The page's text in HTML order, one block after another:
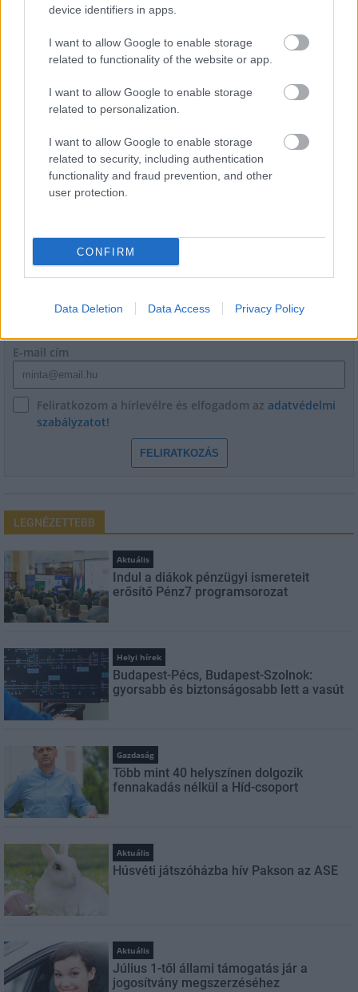
device identifiers in apps.
I want to allow Google to enable storage
related to functionality of the website or app.
I want to allow Google to enable storage
related to personalization.
I want to allow Google to enable storage
related to security, including authentication
functionality and fraud prevention, and other
user protection.
CONFIRM
Data Deletion Data Access Privacy Policy
Új gyalogosátkelők és jelzőlámpás
csomópont épül Angyalföldön
Hódmezővásárhely jó hírű református
iskoláját
E-mail cím
Feliratkozom a hírlevélre és elfogadom az adatvédelmi
szabályzatot!
FELIRATKOZÁS
LEGNÉZETTEBB
Aktuális
Indul a diákok pénzügyi ismereteit
erősítő Pénz7 programsorozat
Helyi hírek
Budapest-Pécs, Budapest-Szolnok:
gyorsabb és biztonságosabb lett a vasút
Gazdaság
Több mint 40 helyszínen dolgozik
fennakadás nélkül a Híd-csoport
Aktuális
Húsvéti játszóházba hív Pakson az ASE
Aktuális
Július 1-től állami támogatás jár a
jogosítvány megszerzéséhez